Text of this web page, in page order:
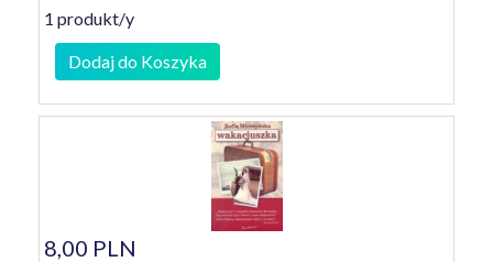
1 produkt/y
Dodaj do Koszyka
8,00 PLN